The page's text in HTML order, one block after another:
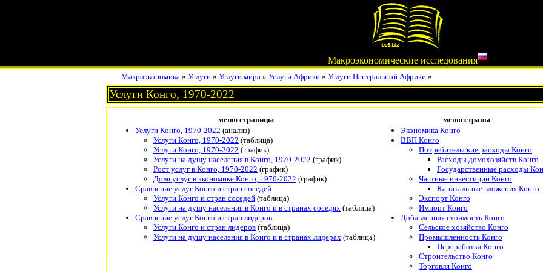
Макроэкономические исследования
Макроэкономика » Услуги » Услуги мира » Услуги Африки » Услуги Центральной Африки »
Услуги Конго, 1970-2022
меню страницы
меню страны
Услуги Конго, 1970-2022 (анализ)
Услуги Конго, 1970-2022 (таблица)
Услуги Конго, 1970-2022 (график)
Услуги на душу населения в Конго, 1970-2022 (график)
Рост услуг в Конго, 1970-2022 (график)
Доля услуг в экономике Конго, 1970-2022 (график)
Сравнение услуг Конго и стран соседей
Услуги Конго и стран соседей (таблица)
Услуги на душу населения в Конго и в странах соседях (таблица)
Сравнение услуг Конго и стран лидеров
Услуги Конго и стран лидеров (таблица)
Услуги на душу населения в Конго и в странах лидерах (таблица)
Экономика Конго
ВВП Конго
Потребительские расходы Конго
Расходы домохозяйств Конго
Государственные расходы
Частные инвестиции Конго
Капитальные вложения Конго
Экспорт Конго
Импорт Конго
Добавленная стоимость Конго
Сельское хозяйство Конго
Промышленность Конго
Переработка Конго
Строительство Конго
Торговля Конго